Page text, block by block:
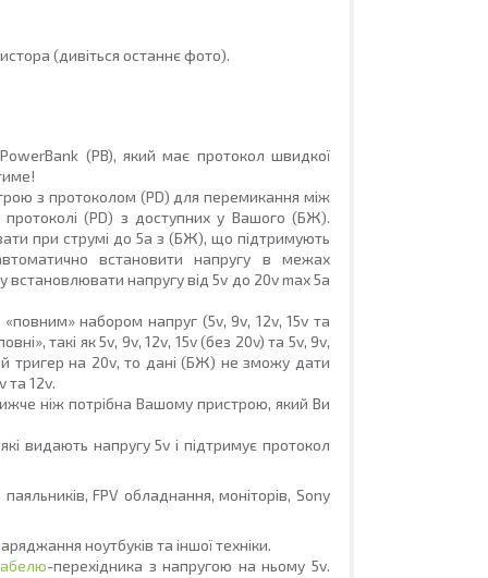
(дивіться останнє фото).
PowerBank (PB), який має протокол швидкої
з протоколом (PD) для перемикання між
(PD) з доступних у Вашого (БЖ).
при струмі до 5a з (БЖ), що підтримують
встановити напругу в межах
встановлювати напругу від5v до 20v max 5a
«повним» набором напруг (5v, 9v, 12v, 15v та
такі як 5v, 9v, 12v, 15v (без 20v) та 5v, 9v,
тригер на 20v, то дані (БЖ) не зможу дати
та 12v.
ніж потрібна Вашому пристрою, який Ви
видають напругу 5v і підтримує протокол
FPV обладнання, моніторів, Sony
ноутбуків та іншої техніки.
-перехідника з напругою на ньому 5v.